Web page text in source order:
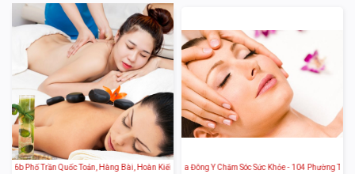
- 6b Phố Trần Quốc Toản, Hàng Bài, Hoàn Kiếm, Hà Nội, Việt Nam
Hoa Mộc Tâm An - Spa Đông Y Chăm Sóc Sức Khỏe - 104 Phường